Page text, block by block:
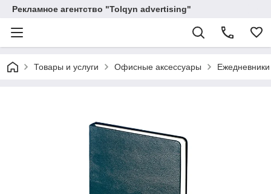
Рекламное агентство "Tolqyn advertising"
Товары и услуги Офисные аксессуары Ежедневники